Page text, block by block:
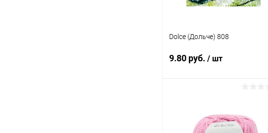
Dolce (Дольче) 808
9.80 руб. / шт
Купить в 1 клик Сравнение